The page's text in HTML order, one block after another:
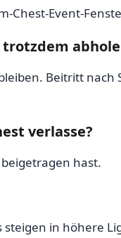
Chest-Event-
Beitritt nach
verlasse?
hast.
in höhere